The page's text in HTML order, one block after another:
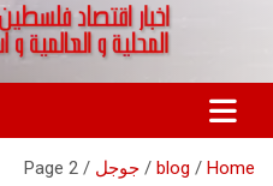
كواليس المال
اخبار اقتصاد فلسطين و العالم و
Home
blog جوجل Page 2